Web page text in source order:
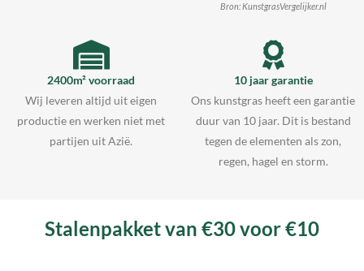
Bron: KunstgrasVergelijker.nl
2400m² voorraad
Wij leveren altijd uit eigen
productie en werken niet met
partijen uit Azië.
10 jaar garantie
Ons kunstgras heeft een garantie
duur van 10 jaar. Dit is bestand
tegen de elementen als zon,
regen, hagel en storm.
Stalenpakket van €30 voor €10